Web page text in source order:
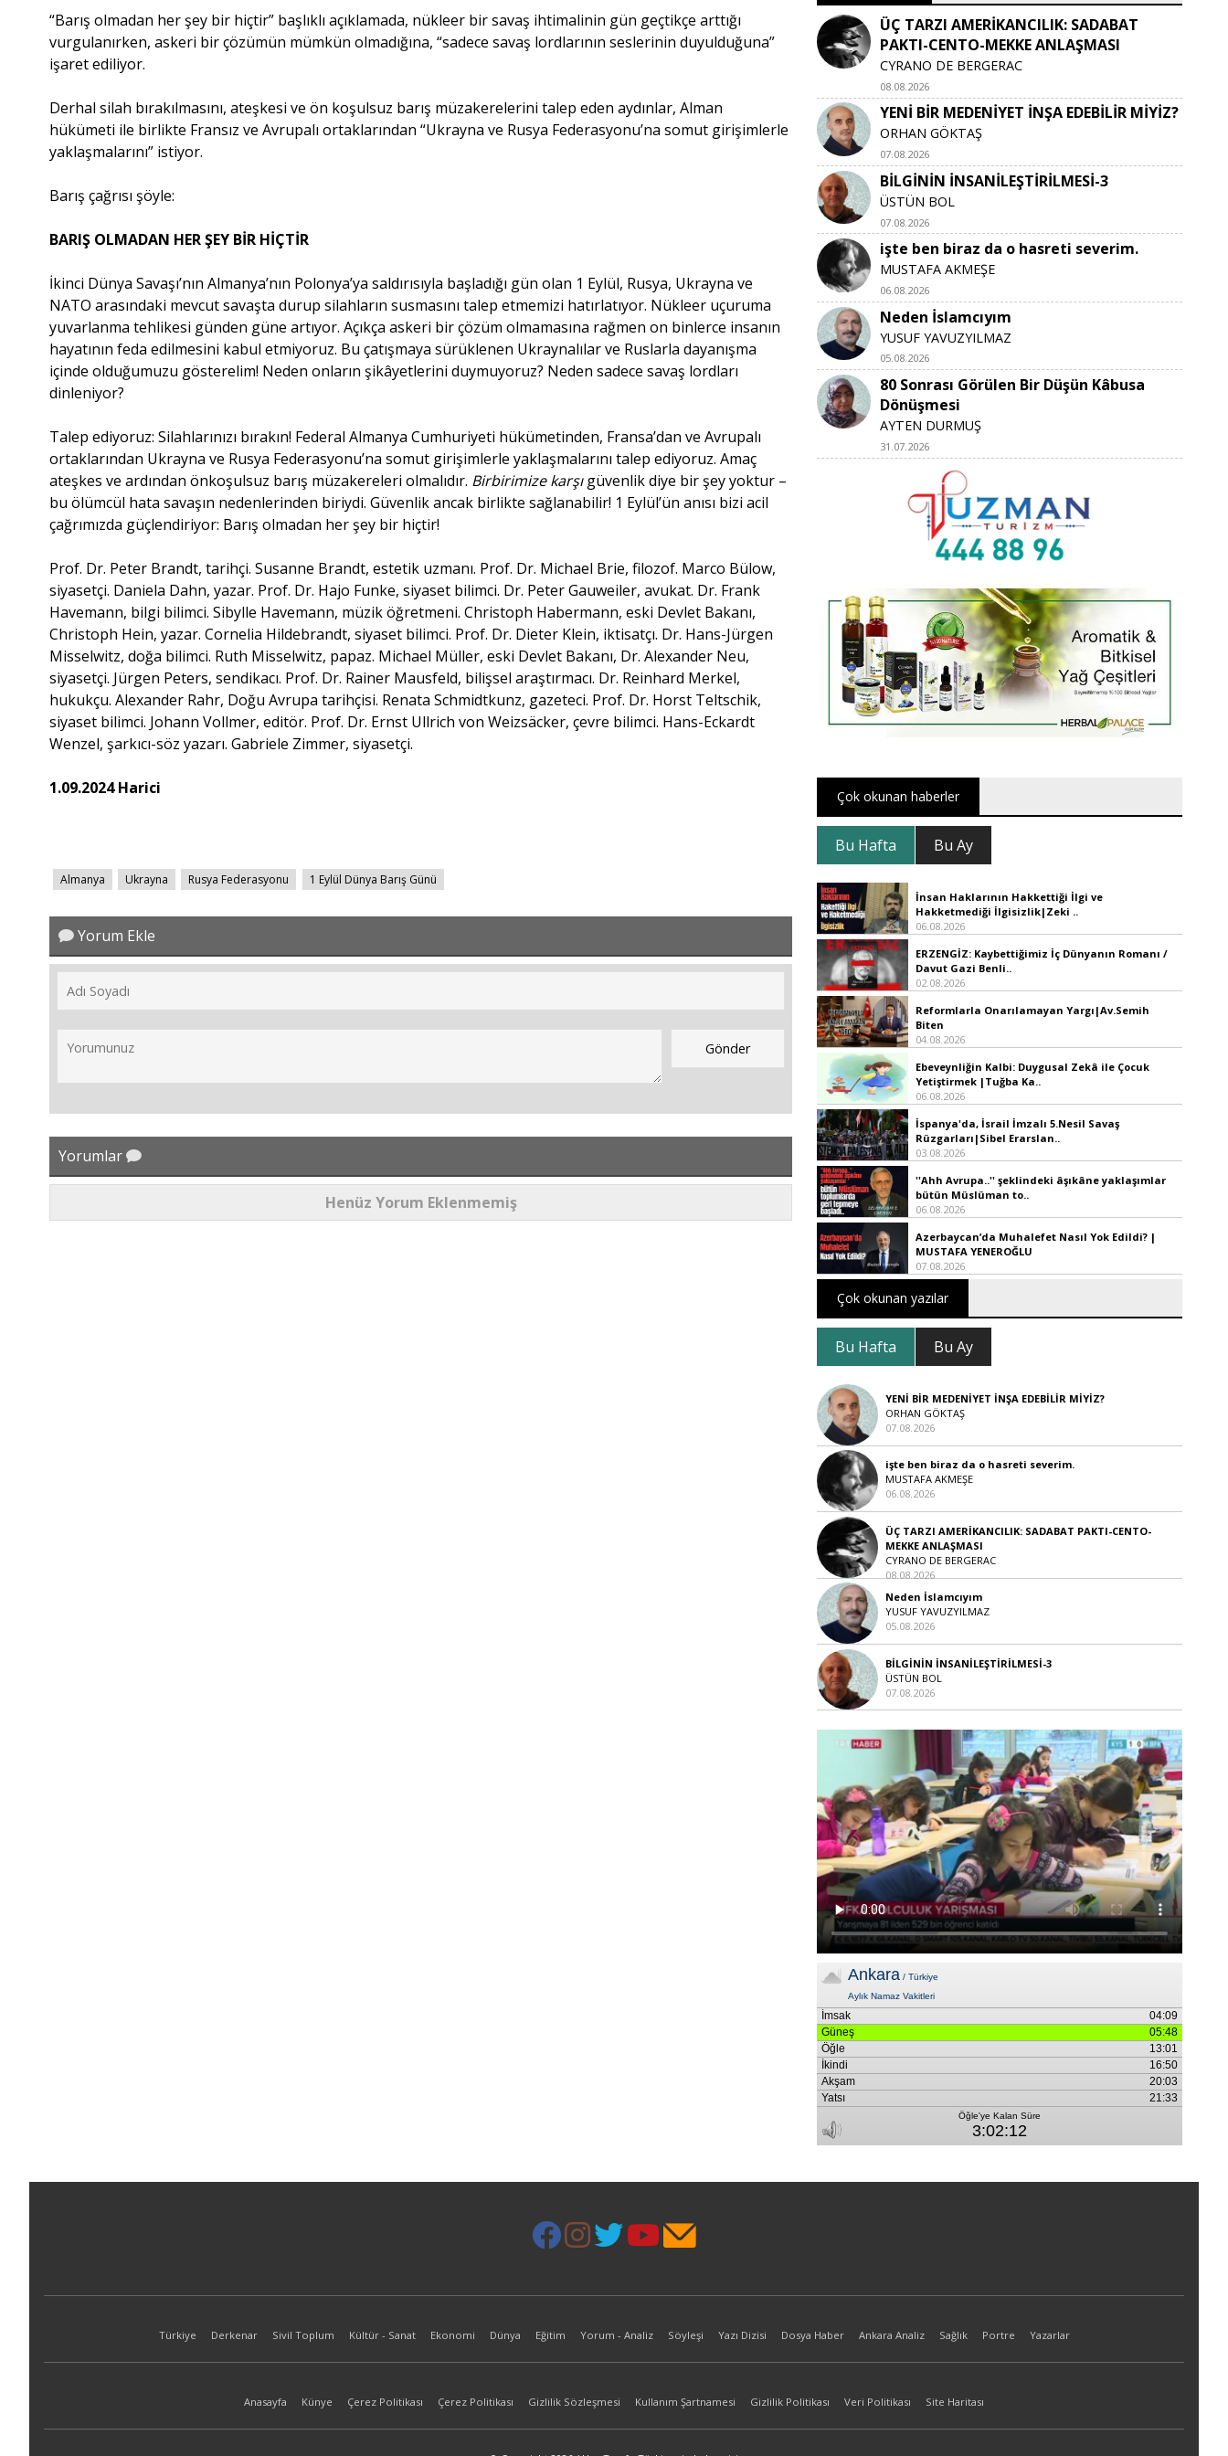
“Barış olmadan her şey bir hiçtir” başlıklı açıklamada, nükleer bir savaş ihtimalinin gün geçtikçe arttığı
vurgulanırken, askeri bir çözümün mümkün olmadığına, “sadece savaş lordlarının seslerinin duyulduğuna”
işaret ediliyor.
Derhal silah bırakılmasını, ateşkesi ve ön koşulsuz barış müzakerelerini talep eden aydınlar, Alman
hükümeti ile birlikte Fransız ve Avrupalı ortaklarından “Ukrayna ve Rusya Federasyonu’na somut girişimlerle
yaklaşmalarını” istiyor.
Barış çağrısı şöyle:
BARIŞ OLMADAN HER ŞEY BİR HİÇTİR
İkinci Dünya Savaşı’nın Almanya’nın Polonya’ya saldırısıyla başladığı gün olan 1 Eylül, Rusya, Ukrayna ve
NATO arasındaki mevcut savaşta durup silahların susmasını talep etmemizi hatırlatıyor. Nükleer uçuruma
yuvarlanma tehlikesi günden güne artıyor. Açıkça askeri bir çözüm olmamasına rağmen on binlerce insanın
hayatının feda edilmesini kabul etmiyoruz. Bu çatışmaya sürüklenen Ukraynalılar ve Ruslarla dayanışma
içinde olduğumuzu gösterelim! Neden onların şikâyetlerini duymuyoruz? Neden sadece savaş lordları
dinleniyor?
Talep ediyoruz: Silahlarınızı bırakın! Federal Almanya Cumhuriyeti hükümetinden, Fransa’dan ve Avrupalı
ortaklarından Ukrayna ve Rusya Federasyonu’na somut girişimlerle yaklaşmalarını talep ediyoruz. Amaç
ateşkes ve ardından önkoşulsuz barış müzakereleri olmalıdır. Birbirimize karşıgüvenlik diye bir şey yoktur –
bu ölümcül hata savaşın nedenlerinden biriydi. Güvenlik ancak birlikte sağlanabilir! 1 Eylül’ün anısı bizi acil
çağrımızda güçlendiriyor: Barış olmadan her şey bir hiçtir!
Prof. Dr. Peter Brandt, tarihçi. Susanne Brandt, estetik uzmanı. Prof. Dr. Michael Brie, filozof. Marco Bülow,
siyasetçi. Daniela Dahn, yazar. Prof. Dr. Hajo Funke, siyaset bilimci. Dr. Peter Gauweiler, avukat. Dr. Frank
Havemann, bilgi bilimci. Sibylle Havemann, müzik öğretmeni. Christoph Habermann, eski Devlet Bakanı,
Christoph Hein, yazar. Cornelia Hildebrandt, siyaset bilimci. Prof. Dr. Dieter Klein, iktisatçı. Dr. Hans-Jürgen
Misselwitz, doğa bilimci. Ruth Misselwitz, papaz. Michael Müller, eski Devlet Bakanı, Dr. Alexander Neu,
siyasetçi. Jürgen Peters, sendikacı. Prof. Dr. Rainer Mausfeld, bilişsel araştırmacı. Dr. Reinhard Merkel,
hukukçu. Alexander Rahr, Doğu Avrupa tarihçisi. Renata Schmidtkunz, gazeteci. Prof. Dr. Horst Teltschik,
siyaset bilimci. Johann Vollmer, editör. Prof. Dr. Ernst Ullrich von Weizsäcker, çevre bilimci. Hans-Eckardt
Wenzel, şarkıcı-söz yazarı. Gabriele Zimmer, siyasetçi.
1.09.2024 Harici
Almanya Ukrayna Rusya Federasyonu 1 Eylül Dünya Barış Günü
Yorum Ekle
Yorumlar
Henüz Yorum Eklenmemiş
ÜÇ TARZI AMERİKANCILIK: SADABAT
PAKTI-CENTO-MEKKE ANLAŞMASI
CYRANO DE BERGERAC
08.08.2026
YENİ BİR MEDENİYET İNŞA EDEBİLİR MİYİZ?
ORHAN GÖKTAŞ
07.08.2026
BİLGİNİN İNSANİLEŞTİRİLMESİ-3
ÜSTÜN BOL
07.08.2026
işte ben biraz da o hasreti severim.
MUSTAFA AKMEŞE
06.08.2026
Neden İslamcıyım
YUSUF YAVUZYILMAZ
05.08.2026
80 Sonrası Görülen Bir Düşün Kâbusa
Dönüşmesi
AYTEN DURMUŞ
31.07.2026
Çok okunan haberler
Bu Hafta Bu Ay
İnsan Haklarının Hakkettiği İlgi ve
Hakketmediği İlgisizlik|Zeki ..
06.08.2026
ERZENGİZ: Kaybettiğimiz İç Dünyanın Romanı /
Davut Gazi Benli..
02.08.2026
Reformlarla Onarılamayan Yargı|Av.Semih
Biten
04.08.2026
Ebeveynliğin Kalbi: Duygusal Zekâ ile Çocuk
Yetiştirmek |Tuğba Ka..
06.08.2026
İspanya'da, İsrail İmzalı 5.Nesil Savaş
Rüzgarları|Sibel Erarslan..
03.08.2026
''Ahh Avrupa..'' şeklindeki âşıkâne yaklaşımlar
bütün Müslüman to..
06.08.2026
Azerbaycan’da Muhalefet Nasıl Yok Edildi? |
MUSTAFA YENEROĞLU
07.08.2026
Çok okunan yazılar
Bu Hafta Bu Ay
YENİ BİR MEDENİYET İNŞA EDEBİLİR MİYİZ?
ORHAN GÖKTAŞ
07.08.2026
işte ben biraz da o hasreti severim.
MUSTAFA AKMEŞE
06.08.2026
ÜÇ TARZI AMERİKANCILIK: SADABAT PAKTI-CENTO-
MEKKE ANLAŞMASI
CYRANO DE BERGERAC
08.08.2026
Neden İslamcıyım
YUSUF YAVUZYILMAZ
05.08.2026
BİLGİNİN İNSANİLEŞTİRİLMESİ-3
ÜSTÜN BOL
07.08.2026
Türkiye Derkenar Sivil Toplum Kültür - Sanat Ekonomi Dünya Eğitim Yorum - Analiz Söyleşi Yazı Dizisi Dosya Haber Ankara Analiz Sağlık Portre Yazarlar
Anasayfa Künye Çerez Politikası Çerez Politikası Gizlilik Sözleşmesi Kullanım Şartnamesi Gizlilik Politikası Veri Politikası Site Haritası